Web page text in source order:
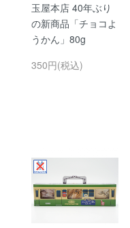
玉屋本店 40年ぶり
の新商品「チョコよ
うかん」80g
350円(税込)